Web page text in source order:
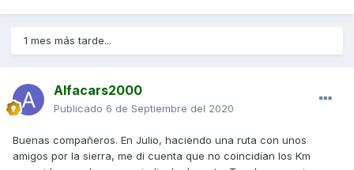
1 mes más tarde...
Alfacars2000
Publicado 6 de Septiembre del 2020
Buenas compañeros. En Julio, haciendo una ruta con unos
amigos por la sierra, me di cuenta que no coincidían los Km